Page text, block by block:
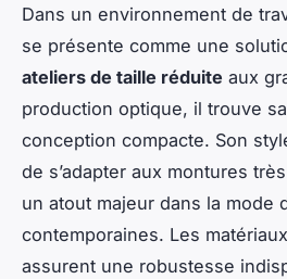
Dans un environnement de
se présente comme une
ateliers de taille réduite aux
production optique, il trouve
conception compacte. Son
de s’adapter aux montures
un atout majeur dans la mode
contemporaines. Les
assurent une robustesse